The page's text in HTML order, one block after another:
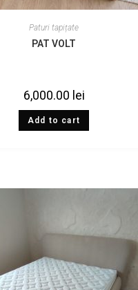
Paturi tapițate
PAT VOLT
6,000.00 lei
Add to cart